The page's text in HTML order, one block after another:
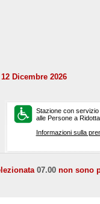
Dicembre 2026
Stazione con
alle Persone a
Informazioni sulla
07.00 non sono